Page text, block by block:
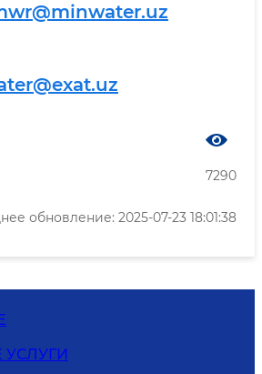
xat
7290
обновление: 2025-07-23 18:01:38
УСЛУГИ